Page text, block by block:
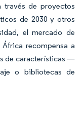
través de proyectos
de 2030 y otros
el mercado de
recompensa a
de características —
o bibliotecas de